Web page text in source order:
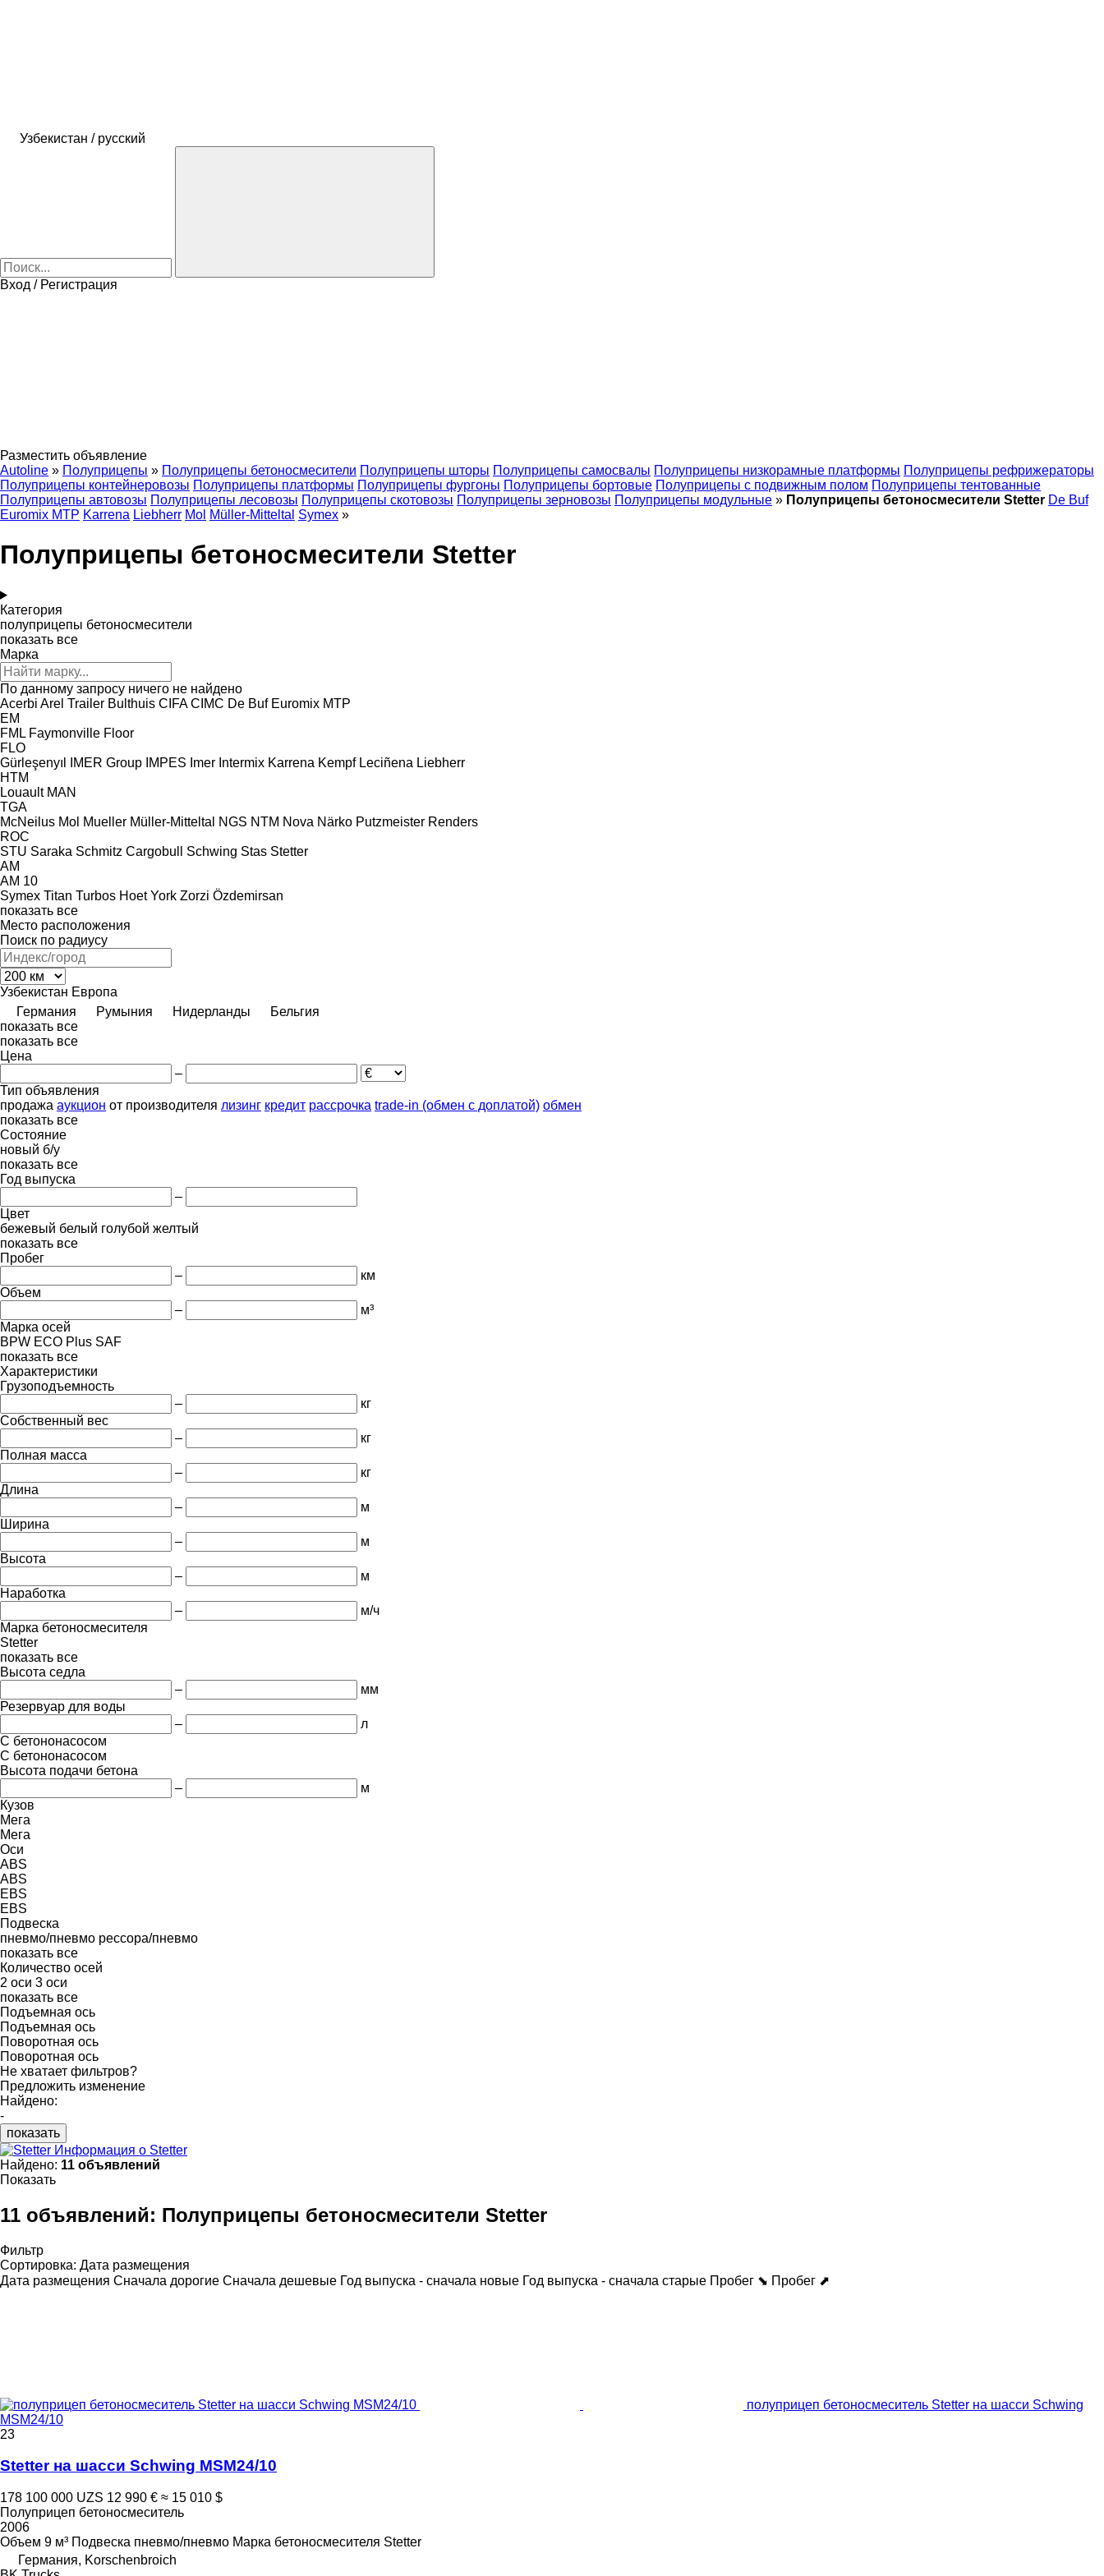
Узбекистан / русский
Вход / Регистрация
Разместить объявление
Autoline » Полуприцепы » Полуприцепы бетоносмесители Полуприцепы шторы Полуприцепы самосвалы Полуприцепы низкорамные платформы Полуприцепы рефрижераторы
Полуприцепы контейнеровозы Полуприцепы платформы Полуприцепы фургоны Полуприцепы бортовые Полуприцепы с подвижным полом Полуприцепы тентованные
Полуприцепы автовозы Полуприцепы лесовозы Полуприцепы скотовозы Полуприцепы зерновозы Полуприцепы модульные » Полуприцепы бетоносмесители Stetter De Buf
Euromix MTP Karrena Liebherr Mol Müller-Mitteltal Symex »
Полуприцепы бетоносмесители Stetter
Категория
полуприцепы бетоносмесители
показать все
Марка
По данному запросу ничего не найдено
Acerbi Arel Trailer Bulthuis CIFA CIMC De Buf Euromix MTP
EM
FML Faymonville Floor
FLO
Gürleşenyıl
IMER Group IMPES Imer Intermix Karrena Kempf Leciñena Liebherr
HTM
Louault MAN
TGA
McNeilus Mol Mueller Müller-Mitteltal NGS NTM Nova Närko Putzmeister Renders
ROC
STU Saraka Schmitz Cargobull Schwing Stas Stetter
AM
AM 10
Symex Titan Turbos Hoet York Zorzi Özdemirsan
показать все
Место расположения
Поиск по радиусу
Узбекистан Европа
Германия
Румыния Нидерланды
Бельгия
показать все
показать все
Цена
–
Тип объявления
продажа аукцион от производителя лизинг кредит рассрочка trade-in (обмен с доплатой) обмен
показать все
Состояние
новый б/у
показать все
Год выпуска
–
Цвет
бежевый белый голубой желтый
показать все
Пробег
–
км
Объем
–
м³
Марка осей
BPW ECO Plus SAF
показать все
Характеристики
Грузоподъемность
–
кг
Собственный вес
–
кг
Полная масса
–
кг
Длина
–
м
Ширина
–
м
Высота
–
м
Наработка
–
м/ч
Марка бетоносмесителя
Stetter
показать все
Высота седла
–
мм
Резервуар для воды
–
л
С бетононасосом
С бетононасосом
Высота подачи бетона
–
м
Кузов
Мега
Мега
Оси
ABS
ABS
EBS
EBS
Подвеска
пневмо/пневмо рессора/пневмо
показать все
Количество осей
2 оси 3 оси
показать все
Подъемная ось
Подъемная ось
Поворотная ось
Поворотная ось
Не хватает фильтров?
Предложить изменение
Найдено:
-
показать
Информация о Stetter
Найдено: 11 объявлений
Показать
11 объявлений: Полуприцепы бетоносмесители Stetter
Фильтр
Сортировка: Дата размещения
Дата размещения Сначала дорогие Сначала дешевые Год выпуска - сначала новые Год выпуска - сначала старые Пробег ⬊ Пробег ⬈
полуприцеп бетоносмеситель Stetter на шасси Schwing
MSM24/10
23
Stetter на шасси Schwing MSM24/10
178 100 000 UZS 12 990 € ≈ 15 010 $
Полуприцеп бетоносмеситель
2006
Объем 9 м³ Подвеска пневмо/пневмо Марка бетоносмесителя Stetter
Германия, Korschenbroich